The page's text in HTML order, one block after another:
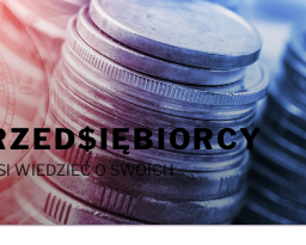
WIEDZIEĆ O SWOICH